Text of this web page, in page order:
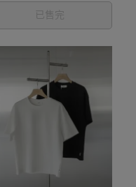
已售完